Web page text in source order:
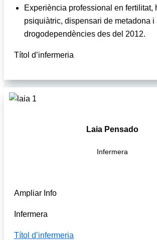
Experiència professional en fertilitat,
psiquiàtric, dispensari de metadona i
drogodependències des del 2012.
Títol d’infermeria
Laia Pensado
Infermera
Ampliar Info
Infermera
Títol d’infermeria